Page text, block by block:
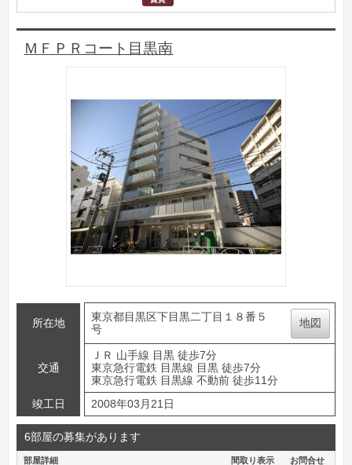
ＭＦＰＲコート目黒南
所在地
東京都目黒区下目黒二丁目１８番５
号
地図
交通
ＪＲ 山手線 目黒 徒歩7分
東京急行電鉄 目黒線 目黒 徒歩7分
東京急行電鉄 目黒線 不動前 徒歩11分
竣工日
2008年03月21日
6部屋の募集があります
部屋詳細 間取り表示 お問合せ